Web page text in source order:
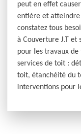
peut en effet
entière et atteindre
constatez tous
à Couverture J.T et
pour les travaux
services de toit :
toit, étanchéité du
interventions pour